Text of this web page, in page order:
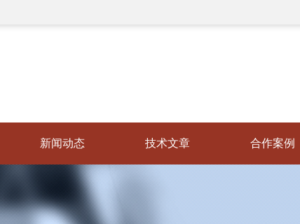
新闻动态 技术文章 合作案例